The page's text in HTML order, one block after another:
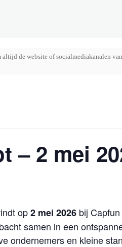
de website of socialmediakanalen
– 2 mei
op2 mei 2026 bij Capfun
samen in een
ondernemers en kleine